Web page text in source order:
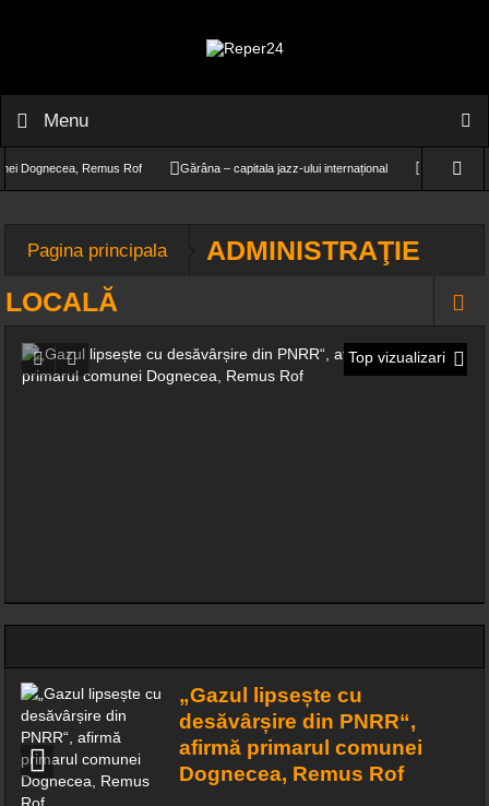
Menu
Remus Rof Gărâna – capitala jazz-ului internațional
Pagina principala
ADMINISTRAŢIE
LOCALĂ
Top vizualizari
„Gazul lipsește cu
desăvârșire din PNRR“,
afirmă primarul comunei
Dognecea, Remus Rof